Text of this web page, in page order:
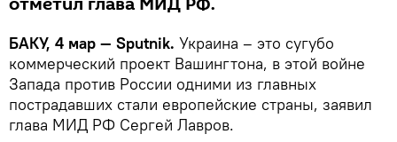
БАКУ, 4 мар — Sputnik. Украина – это сугубо
коммерческий проект Вашингтона, в этой войне
Запада против России одними из главных
пострадавших стали европейские страны, заявил
глава МИД РФ Сергей Лавров.